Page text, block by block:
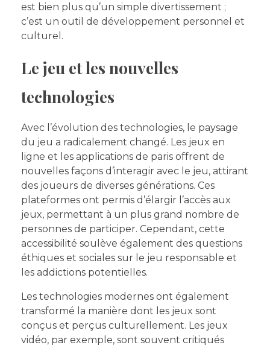
est bien plus qu’un simple divertissement ;
c’est un outil de développement personnel et
culturel.
Le jeu et les nouvelles
technologies
Avec l’évolution des technologies, le paysage
du jeu a radicalement changé. Les jeux en
ligne et les applications de paris offrent de
nouvelles façons d’interagir avec le jeu, attirant
des joueurs de diverses générations. Ces
plateformes ont permis d’élargir l’accès aux
jeux, permettant à un plus grand nombre de
personnes de participer. Cependant, cette
accessibilité soulève également des questions
éthiques et sociales sur le jeu responsable et
les addictions potentielles.
Les technologies modernes ont également
transformé la manière dont les jeux sont
conçus et perçus culturellement. Les jeux
vidéo, par exemple, sont souvent critiqués